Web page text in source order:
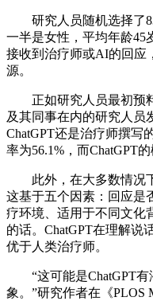
研究人员随机选择了
一半是女性，平均年龄45
接收到治疗师或AI的回应
源。
正如研究人员最初预料
及其同事在内的研究人员
ChatGPT还是治疗师撰写
率为56.1%，而ChatGPT的
此外，在大多数情况下
这基于五个因素：回应是
疗环境、适用于不同文化
的话。ChatGPT在理解说
优于人类治疗师。
“这可能是ChatGPT有
象。”研究作者在《PLOS